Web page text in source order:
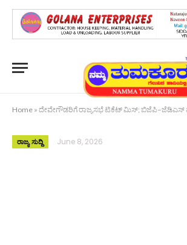
Home » ದೇವೇಗೌಡರಿಗೆ ರಾಜ್ಯಸಭೆ ಟಿಕೆಟ್ ಮಿಸ್; ಬಿಜೆಪಿ–ಜೆಡಿಎಸ್ ಮೈತ್ರಿಗೆ ಯಾವುದೇ
ರಾಜ್ಯ ಸುದ್ದಿ June 8, 2026